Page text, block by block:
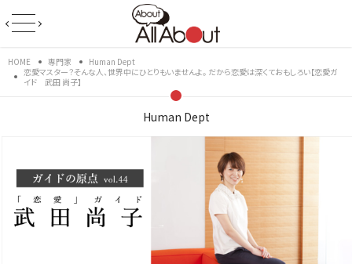
HOME 専門家
Human Dept
恋愛マスター？そんな人、世界中にひとりもいませんよ。 だから恋愛は深くておもしろい【恋愛ガ
イド 武田 尚子】
Human Dept